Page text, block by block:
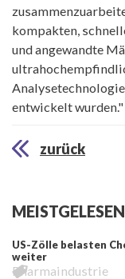
kompakten,
und angewandte
entwickelt wurden."
zurück
MEISTGELESEN
US-Zölle belasten
weiter
Pharmaindustrie